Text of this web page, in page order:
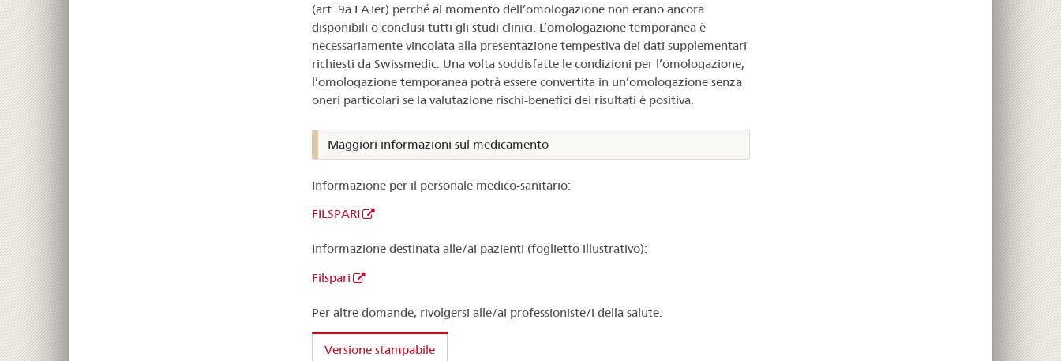
(art. 9a LATer) perché al momento dell’omologazione non erano ancora
disponibili o conclusi tutti gli studi clinici. L’omologazione temporanea è
necessariamente vincolata alla presentazione tempestiva dei dati supplementari
richiesti da Swissmedic. Una volta soddisfatte le condizioni per l’omologazione,
l’omologazione temporanea potrà essere convertita in un’omologazione senza
oneri particolari se la valutazione rischi-benefici dei risultati è positiva.
Maggiori informazioni sul medicamento
Informazione per il personale medico-sanitario:
FILSPARI
Informazione destinata alle/ai pazienti (foglietto illustrativo):
Filspari
Per altre domande, rivolgersi alle/ai professioniste/i della salute.
Versione stampabile